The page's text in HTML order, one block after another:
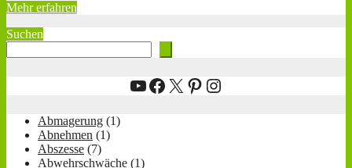
Mehr erfahren
Suchen
YouTube
Facebook
X Pinterest
Instagram
Abmagerung (1)
Abnehmen (1)
Abszesse (7)
Abwehrschwäche (1)